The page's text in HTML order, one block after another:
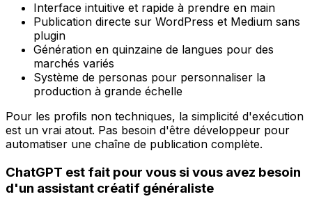
Interface intuitive et rapide à prendre en main
Publication directe sur WordPress et Medium sans
plugin
Génération en quinzaine de langues pour des
marchés variés
Système de personas pour personnaliser la
production à grande échelle
Pour les profils non techniques, la simplicité d'exécution
est un vrai atout. Pas besoin d'être développeur pour
automatiser une chaîne de publication complète.
ChatGPT est fait pour vous si vous avez besoin
d'un assistant créatif généraliste